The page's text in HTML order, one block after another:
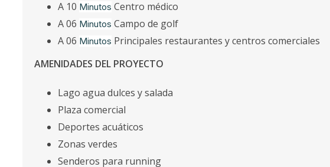
A 10 Minutos Centro médico
A 06 Minutos Campo de golf
A 06 Minutos Principales restaurantes y centros comerciales
AMENIDADES DEL PROYECTO
Lago agua dulces y salada
Plaza comercial
Deportes acuáticos
Zonas verdes
Senderos para running